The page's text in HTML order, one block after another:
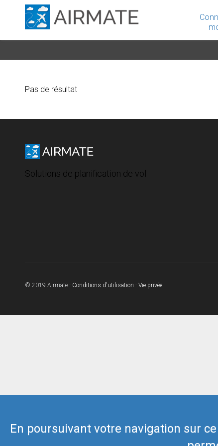
En poursuivant votre navigation sur
Pas de résultat
Solutions de planification de vol
© 2019 Airmate - Conditions d'utilisation - Vie privée